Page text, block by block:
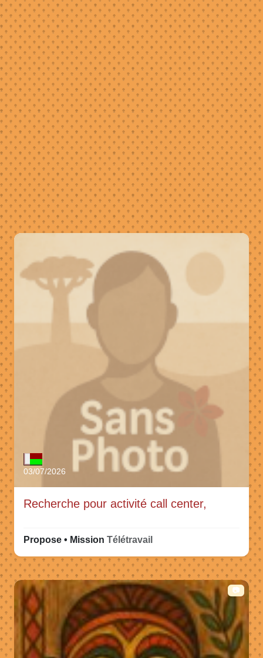
03/07/2026
Recherche pour activité call center,
Propose • Mission Télétravail
📷